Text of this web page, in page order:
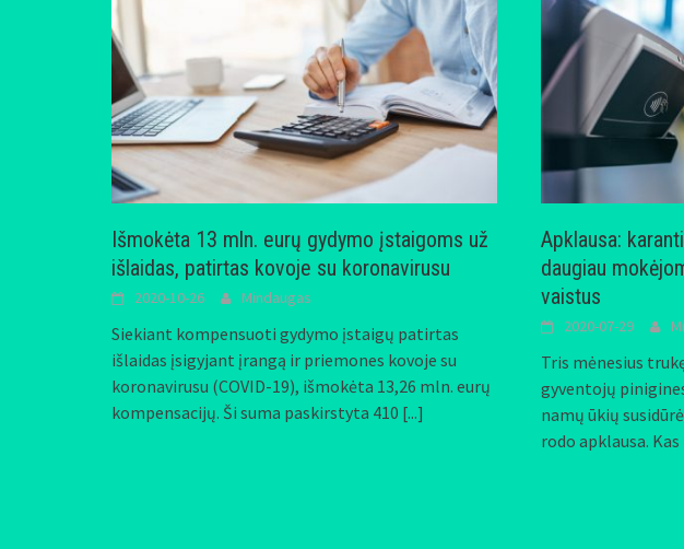
Išmokėta 13 mln. eurų gydymo įstaigoms už
išlaidas, patirtas kovoje su koronavirusu
2020-10-26 Mindaugas
Siekiant kompensuoti gydymo įstaigų patirtas
išlaidas įsigyjant įrangą ir priemones kovoje su
koronavirusu (COVID-19), išmokėta 13,26 mln. eurų
kompensacijų. Ši suma paskirstyta 410 [...]
Apklausa:
daugiau
vaistus
2020-07-29
Tris mėnesius
gyventojų
namų ūkių
rodo apklausa. Kas